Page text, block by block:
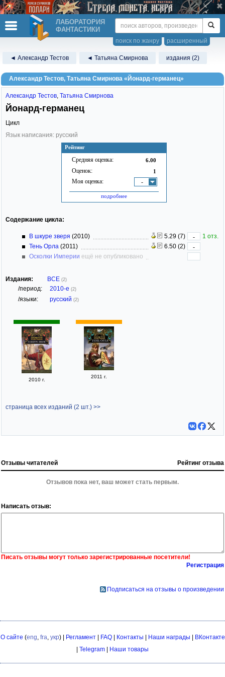
ЛАБОРАТОРИЯ
ФАНТАСТИКИ
расширенный
поиск по жанру
◄ Александр Тестов ◄ Татьяна Смирнова издания (2)
Александр Тестов, Татьяна Смирнова «Йонард-германец»
Рейтинг
Средняя оценка: 6.00
Оценок: 1
Моя оценка: -
подробнее
Александр Тестов, Татьяна Смирнова
Йонард-германец
Цикл
Язык написания: русский
Содержание цикла:
В шкуре зверя (2010) 5.29 (7) -
1 отз.
Тень Орла (2011) 6.50 (2)
-
Осколки Империи ещё не опубликовано
Издания: ВСЕ (2)
/период: 2010-е (2)
/языки: русский (2)
2010 г.
2011 г.
страница всех изданий (2 шт.) >>
Отзывы читателей Рейтинг отзыва
Отзывов пока нет, ваш может стать первым.
Написать отзыв:
Писать отзывы могут только зарегистрированные посетители!
Регистрация
Подписаться на отзывы о произведении
О сайте (eng fra укр) | Регламент| FAQ| Контакты | Наши награды | ВКонтакте
| Telegram | Наши товары